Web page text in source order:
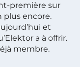
première sur
plus encore.
et
a à offrir.
membre.